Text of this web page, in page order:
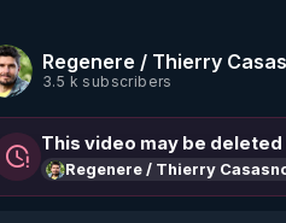
Regenere / Thierry
3.5 k subscribers
This video may be deleted
Regenere / Thierry